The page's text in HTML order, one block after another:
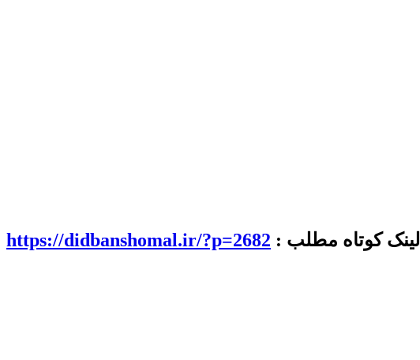
لینک کوتاه مطلب : https://didbanshomal.ir/?p=2682